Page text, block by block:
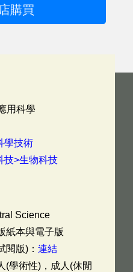
購買
用科學
學技術
技>生物科技
Science
紙本與電子版
閱版)： 連結
(學術性)，成人(休閒